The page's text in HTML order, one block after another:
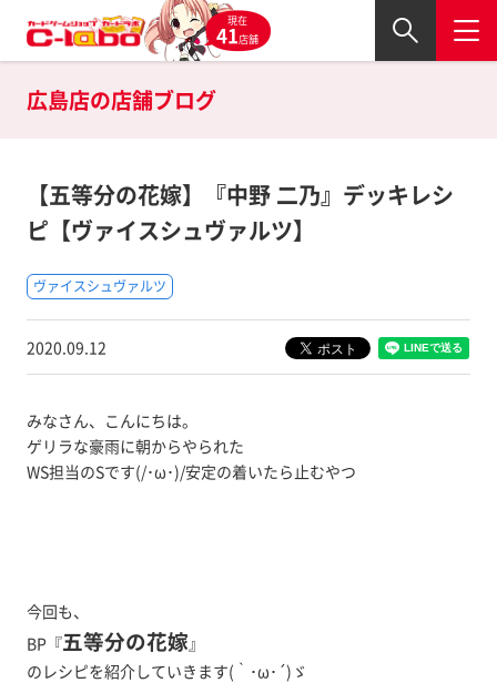
現在
41店舗
広島店の店舗ブログ
【五等分の花嫁】『中野 二乃』デッキレシ
ピ【ヴァイスシュヴァルツ】
ヴァイスシュヴァルツ
2020.09.12
みなさん、こんにちは。
ゲリラな豪雨に朝からやられた
WS担当のSです(/･ω･)/安定の着いたら止むやつ
今回も、
BP『五等分の花嫁』
のレシピを紹介していきます(｀･ω･´)ゞ